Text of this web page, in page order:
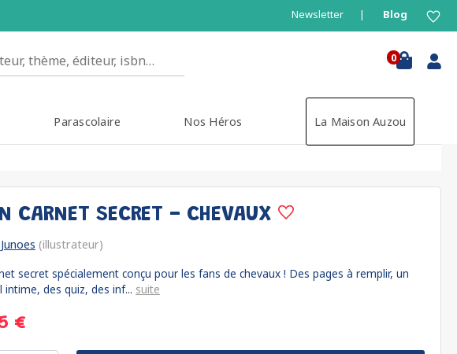
Newsletter Blog
0
Parascolaire Nos Héros La Maison Auzou
CARNET SECRET - CHEVAUX
(illustrateur)
secret spécialement conçu pour les fans de chevaux ! Des pages à remplir, un
intime, des quiz, des inf... suite
€